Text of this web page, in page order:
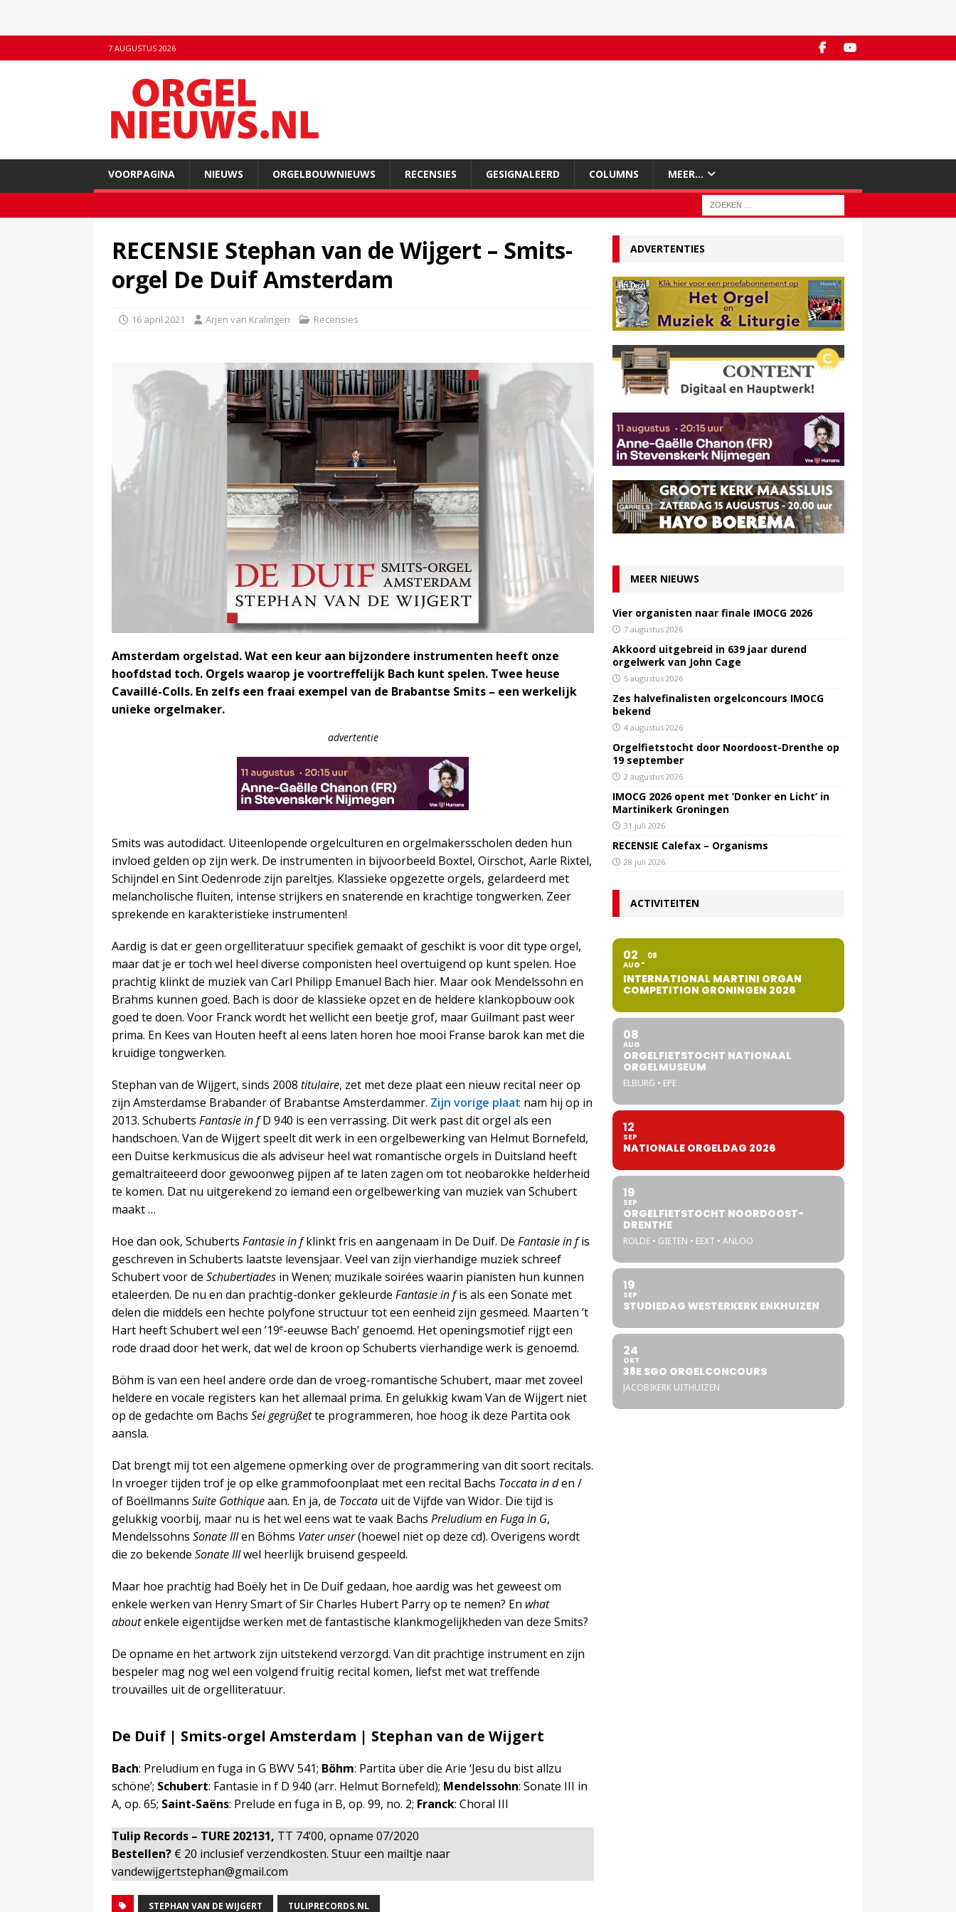
7 AUGUSTUS 2026
VOORPAGINA NIEUWS ORGELBOUWNIEUWS RECENSIES GESIGNALEERD COLUMNS MEER…
RECENSIE Stephan van de Wijgert – Smits-
orgel De Duif Amsterdam
16 april 2021 Arjen van Kralingen Recensies
Amsterdam orgelstad. Wat een keur aan bijzondere instrumenten heeft onze
hoofdstad toch. Orgels waarop je voortreffelijk Bach kunt spelen. Twee heuse
Cavaillé-Colls. En zelfs een fraai exempel van de Brabantse Smits – een werkelijk
unieke orgelmaker.
advertentie
Smits was autodidact. Uiteenlopende orgelculturen en orgelmakersscholen deden hun
invloed gelden op zijn werk. De instrumenten in bijvoorbeeld Boxtel, Oirschot, Aarle Rixtel,
Schijndel en Sint Oedenrode zijn pareltjes. Klassieke opgezette orgels, gelardeerd met
melancholische fluiten, intense strijkers en snaterende en krachtige tongwerken. Zeer
sprekende en karakteristieke instrumenten!
Aardig is dat er geen orgelliteratuur specifiek gemaakt of geschikt is voor dit type orgel,
maar dat je er toch wel heel diverse componisten heel overtuigend op kunt spelen. Hoe
prachtig klinkt de muziek van Carl Philipp Emanuel Bach hier. Maar ook Mendelssohn en
Brahms kunnen goed. Bach is door de klassieke opzet en de heldere klankopbouw ook
goed te doen. Voor Franck wordt het wellicht een beetje grof, maar Guilmant past weer
prima. En Kees van Houten heeft al eens laten horen hoe mooi Franse barok kan met die
kruidige tongwerken.
Stephan van de Wijgert, sinds 2008 titulaire, zet met deze plaat een nieuw recital neer op
zijn Amsterdamse Brabander of Brabantse Amsterdammer. Zijn vorige plaat nam hij op in
2013. Schuberts Fantasie in fD 940 is een verrassing. Dit werk past dit orgel als een
handschoen. Van de Wijgert speelt dit werk in een orgelbewerking van Helmut Bornefeld,
een Duitse kerkmusicus die als adviseur heel wat romantische orgels in Duitsland heeft
gemaltraiteeerd door gewoonweg pijpen af te laten zagen om tot neobarokke helderheid
te komen. Dat nu uitgerekend zo iemand een orgelbewerking van muziek van Schubert
maakt …
Hoe dan ook, Schuberts Fantasie in fklinkt fris en aangenaam in De Duif. De Fantasie in fis
geschreven in Schuberts laatste levensjaar. Veel van zijn vierhandige muziek schreef
Schubert voor de Schubertiades in Wenen; muzikale soirées waarin pianisten hun kunnen
etaleerden. De nu en dan prachtig-donker gekleurde Fantasie in fis als een Sonate met
delen die middels een hechte polyfone structuur tot een eenheid zijn gesmeed. Maarten ’t
Hart heeft Schubert wel een ’19e-eeuwse Bach’ genoemd. Het openingsmotief rijgt een
rode draad door het werk, dat wel de kroon op Schuberts vierhandige werk is genoemd.
Böhm is van een heel andere orde dan de vroeg-romantische Schubert, maar met zoveel
heldere en vocale registers kan het allemaal prima. En gelukkig kwam Van de Wijgert niet
op de gedachte om Bachs Sei gegrüßette programmeren, hoe hoog ik deze Partita ook
aansla.
Dat brengt mij tot een algemene opmerking over de programmering van dit soort recitals.
In vroeger tijden trof je op elke grammofoonplaat met een recital Bachs Toccata in den /
of Boëllmanns Suite Gothiqueaan. En ja, de Toccata uit de Vijfde van Widor. Die tijd is
gelukkig voorbij, maar nu is het wel eens wat te vaak Bachs Preludium en Fuga in G,
Mendelssohns Sonate IIIen Böhms Vater unser(hoewel niet op deze cd). Overigens wordt
die zo bekende Sonate IIIwel heerlijk bruisend gespeeld.
Maar hoe prachtig had Boëly het in De Duif gedaan, hoe aardig was het geweest om
enkele werken van Henry Smart of Sir Charles Hubert Parry op te nemen? En what
aboutenkele eigentijdse werken met de fantastische klankmogelijkheden van deze Smits?
De opname en het artwork zijn uitstekend verzorgd. Van dit prachtige instrument en zijn
bespeler mag nog wel een volgend fruitig recital komen, liefst met wat treffende
trouvailles uit de orgelliteratuur.
De Duif | Smits-orgel Amsterdam | Stephan van de Wijgert
Bach: Preludium en fuga in G BWV 541; Böhm: Partita über die Arie ‘Jesu du bist allzu
schöne’; Schubert: Fantasie in f D 940 (arr. Helmut Bornefeld); Mendelssohn: Sonate III in
A, op. 65; Saint-Saëns: Prelude en fuga in B, op. 99, no. 2; Franck: Choral III
Tulip Records – TURE 202131, TT 74’00, opname 07/2020
Bestellen? € 20 inclusief verzendkosten. Stuur een mailtje naar
vandewijgertstephan@gmail.com
STEPHAN VAN DE WIJGERT TULIPRECORDS.NL
ADVERTENTIES
MEER NIEUWS
Vier organisten naar finale IMOCG 2026
7 augustus 2026
Akkoord uitgebreid in 639 jaar durend
orgelwerk van John Cage
5 augustus 2026
Zes halvefinalisten orgelconcours IMOCG
bekend
4 augustus 2026
Orgelfietstocht door Noordoost-Drenthe op
19 september
2 augustus 2026
IMOCG 2026 opent met ‘Donker en Licht’ in
Martinikerk Groningen
31 juli 2026
RECENSIE Calefax – Organisms
28 juli 2026
ACTIVITEITEN
02
AUG
08
INTERNATIONAL MARTINI ORGAN
COMPETITION GRONINGEN 2026
08
AUG
ORGELFIETSTOCHT NATIONAAL
ORGELMUSEUM
ELBURG • EPE
12
SEP
NATIONALE ORGELDAG 2026
19
SEP
ORGELFIETSTOCHT NOORDOOST-
DRENTHE
ROLDE • GIETEN • EEXT • ANLOO
19
SEP
STUDIEDAG WESTERKERK ENKHUIZEN
24
OKT
38E SGO ORGELCONCOURS
JACOBIKERK UITHUIZEN